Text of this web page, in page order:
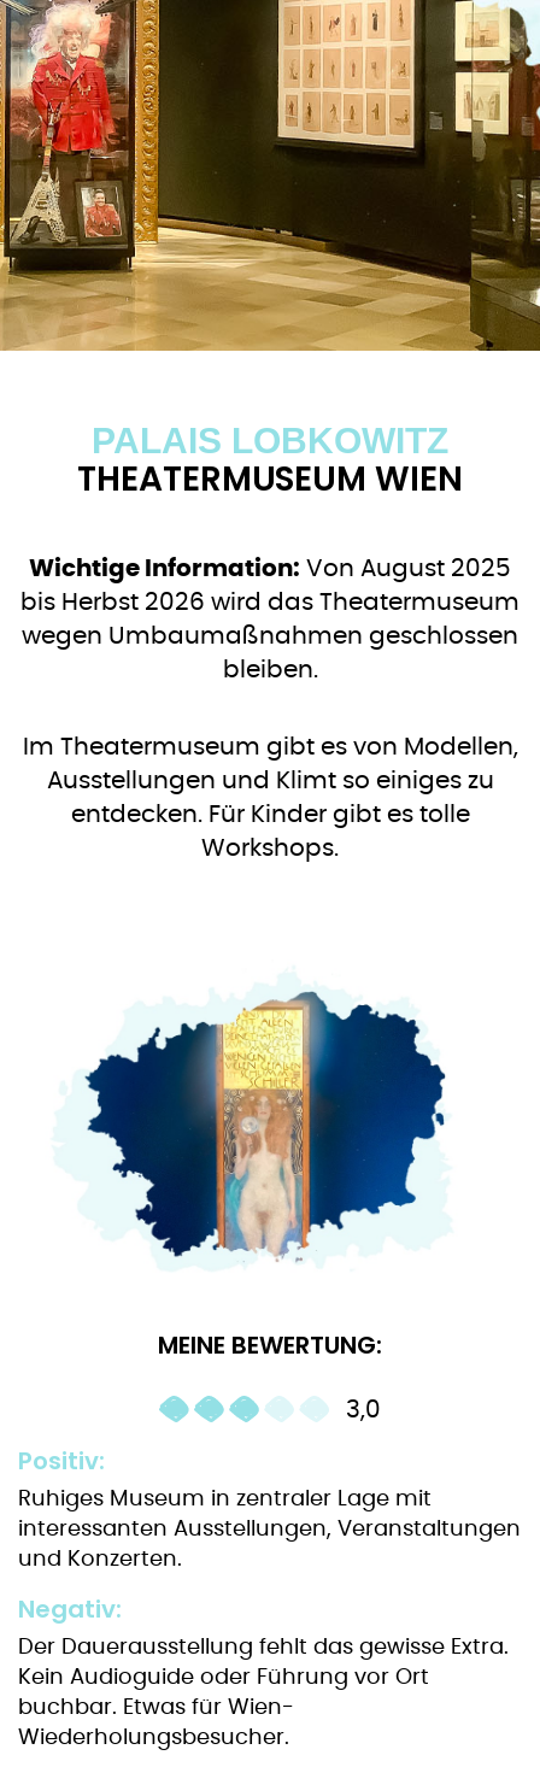
PALAIS LOBKOWITZ
THEATERMUSEUM WIEN
Wichtige Information: Von August 2025
bis Herbst 2026 wird das Theatermuseum
wegen Umbaumaßnahmen geschlossen
bleiben.
Im Theatermuseum gibt es von Modellen,
Ausstellungen und Klimt so einiges zu
entdecken. Für Kinder gibt es tolle
Workshops.
MEINE BEWERTUNG:
3,0
Positiv:
Ruhiges Museum in zentraler Lage mit
interessanten Ausstellungen, Veranstaltungen
und Konzerten.
Negativ:
Der Dauerausstellung fehlt das gewisse Extra.
Kein Audioguide oder Führung vor Ort
buchbar. Etwas für Wien-
Wiederholungsbesucher.